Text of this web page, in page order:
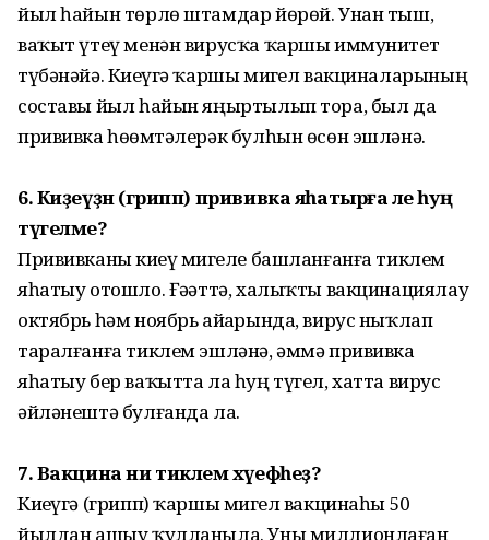
йыл һайын төрлө штамдар йөрөй. Унан тыш,
ваҡыт үтеү менән вирусҡа ҡаршы иммунитет
түбәнәйә. Киҙеүгә ҡаршы миҙгел вакциналарының
составы йыл һайын яңыртылып тора, был да
прививка һөҙөмтәлерәк булһын өсөн эшләнә.
6. Киҙеүҙән (грипп) прививка яһатырға әле һуң
түгелме?
Прививканы киҙеү миҙгеле башланғанға тиклем
яһатыу отошло. Ғәҙәттә, халыҡты вакцинациялау
октябрь һәм ноябрь айҙарында, вирус ныҡлап
таралғанға тиклем эшләнә, әммә прививка
яһатыу бер ваҡытта ла һуң түгел, хатта вирус
әйләнештә булғанда ла.
7. Вакцина ни тиклем хәүефһеҙ?
Киҙеүгә (грипп) ҡаршы миҙгел вакцинаһы 50
йылдан ашыу ҡулланыла. Уны миллионлаған